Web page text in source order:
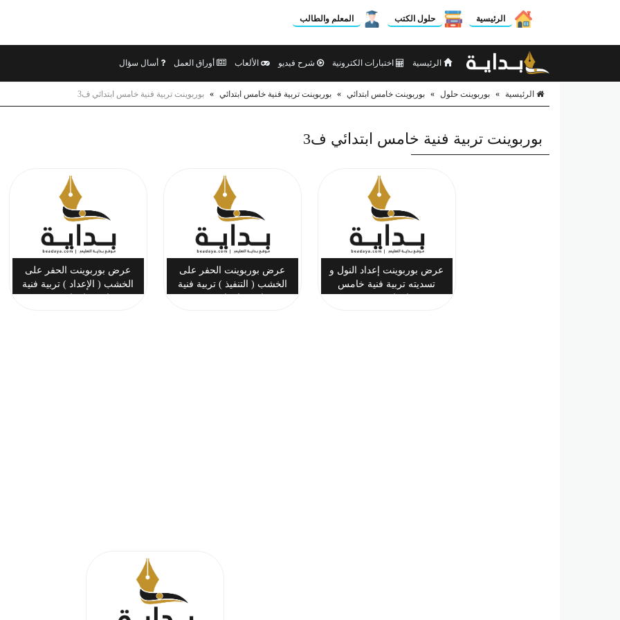
الرئيسية حلول الكتب المعلم والطالب
الرئيسية اختبارات الكترونية شرح فيديو الألعاب أوراق العمل أسال سؤال
الرئيسية » بوربوينت حلول » بوربوينت خامس ابتدائي » بوربوينت تربية فنية خامس ابتدائي » بوربوينت تربية فنية خامس ابتدائي ف3
بوربوينت تربية فنية خامس ابتدائي ف3
عرض بوربوينت إعداد النول و
تسديته تربية فنية خامس
عرض بوربوينت الحفر على
الخشب ( التنفيذ ) تربية فنية
عرض بوربوينت الحفر على
الخشب ( الإعداد ) تربية فنية